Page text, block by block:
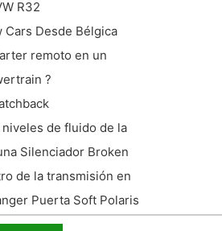
R32
Desde Bélgica
remoto en un
?
de fluido de la
una GMC Sierra
Silenciador Broken
de la transmisión en
Puerta Soft Polaris